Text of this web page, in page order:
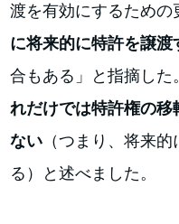
渡を有効にするため
に将来的に特許を譲
合もある」と指摘した
れだけでは特許権の
ない （つまり、将来
る）と述べました。